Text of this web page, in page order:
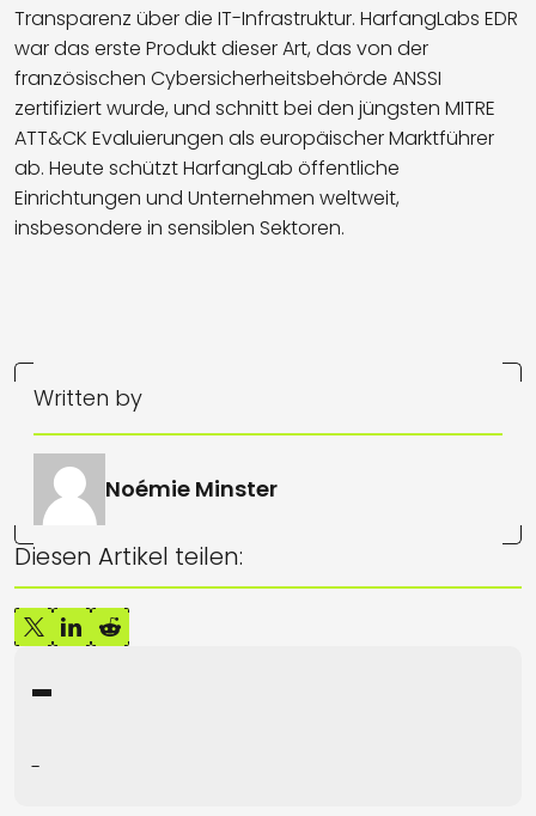
Transparenz über die IT-Infrastruktur. HarfangLabs EDR
war das erste Produkt dieser Art, das von der
französischen Cybersicherheitsbehörde ANSSI
zertifiziert wurde, und schnitt bei den jüngsten MITRE
ATT&CK Evaluierungen als europäischer Marktführer
ab. Heute schützt HarfangLab öffentliche
Einrichtungen und Unternehmen weltweit,
insbesondere in sensiblen Sektoren.
Written by
Noémie Minster
Diesen Artikel teilen:
-
-